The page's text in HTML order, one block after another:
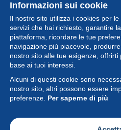
Informazioni sui cookie
Il nostro sito utilizza i cookies per
servizi che hai richiesto, garantire
piattaforma, ricordare le tue
navigazione più piacevole,
nostro sito alle tue esigenze,
base ai tuoi interessi.
Alcuni di questi cookie sono
nostro sito, altri possono essere
preferenze. Per saperne di più
Collezione
Novità
Funzione
Società